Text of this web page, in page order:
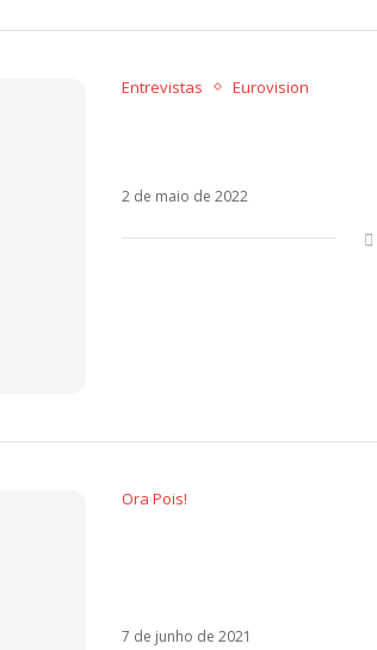
Entrevistas Eurovision
2 de maio de 2022
Ora Pois!
7 de junho de 2021